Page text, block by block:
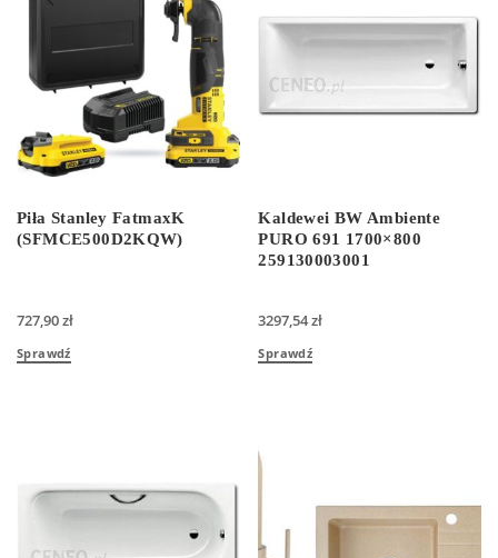
Piła Stanley FatmaxK
(SFMCE500D2KQW)
727,90zł
Sprawdź
Kaldewei BW Ambiente
PURO 691 1700×800
259130003001
3297,54zł
Sprawdź